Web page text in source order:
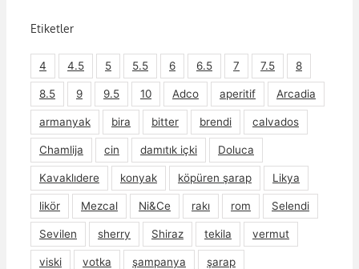
Etiketler
4 4.5 5 5.5 6 6.5 7 7.5 8
8.5 9 9.5 10 Adco aperitif Arcadia
armanyak bira bitter brendi calvados
Chamlija cin damıtık içki Doluca
Kavaklıdere konyak köpüren şarap Likya
likör Mezcal Ni&Ce rakı rom Selendi
Sevilen sherry Shiraz tekila vermut
viski votka şampanya şarap